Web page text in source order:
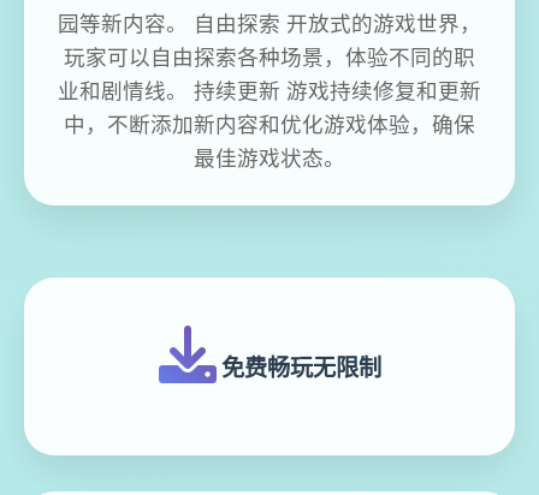
园等新内容。 自由探索 开放式的游戏世界，
玩家可以自由探索各种场景，体验不同的职
业和剧情线。 持续更新 游戏持续修复和更新
中，不断添加新内容和优化游戏体验，确保
最佳游戏状态。
免费畅玩无限制